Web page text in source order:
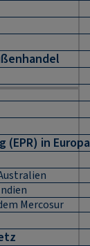
in Europa
Mercosur